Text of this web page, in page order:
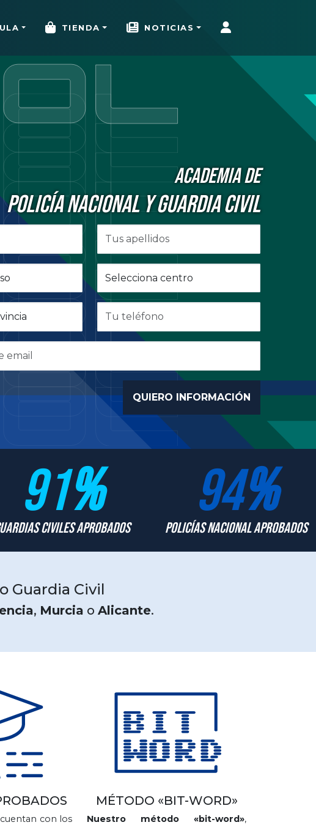
TIENDA NOTICIAS
ACADEMIA DE
POLICÍA NACIONAL Y GUARDIA CIVIL
91%
Civiles Aprobados
94%
Policías Nacional Aprobados
Guardia Civil
, Murcia o Alicante.
con los
MÉTODO «BIT-WORD»
Nuestro método «bit-word»,